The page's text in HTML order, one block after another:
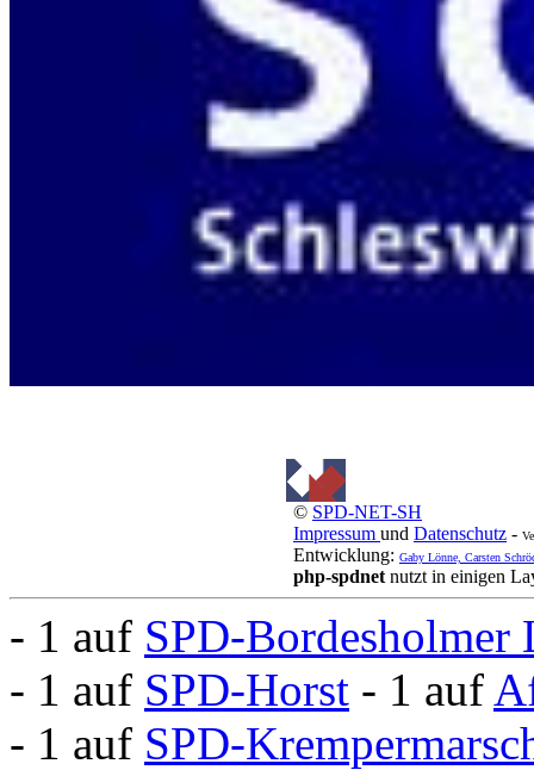
© SPD-NET-SH
Impressum und Datenschutz -
Entwicklung: Gaby Lönne, Carsten
php-spdnet nutzt in einigen
- 1 auf SPD-Bordesholmer
- 1 auf SPD-Horst - 1 auf
- 1 auf SPD-